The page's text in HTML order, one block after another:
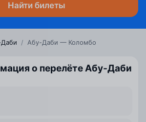
Найти билеты
/ Абу-Даби — Коломбо
о перелёте Абу‑Даби